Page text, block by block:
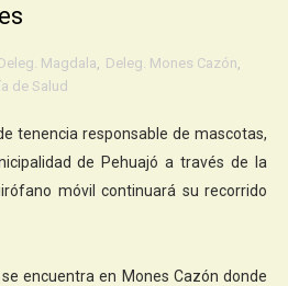
Magdala Deleg. Mones Cazón
de Salud
tenencia responsable de mascotas,
de Pehuajó a través de la
móvil continuará su recorrido
encuentra en Mones Cazón donde